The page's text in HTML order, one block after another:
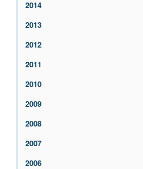
2014
2013
2012
2011
2010
2009
2008
2007
2006